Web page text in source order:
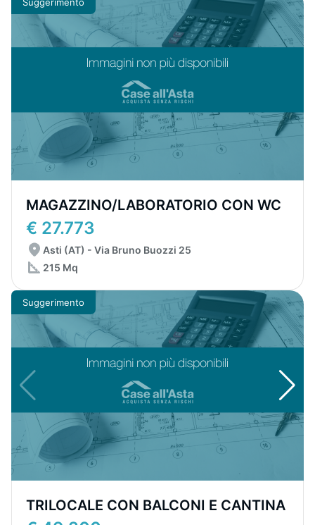
MAGAZZINO/LABORATORIO CON WC
€ 27.773
Asti (AT) - Via Bruno Buozzi 25
215 Mq
Suggerimento
TRILOCALE CON BALCONI E CANTINA